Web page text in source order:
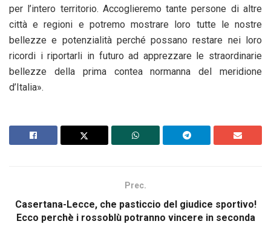
per l’intero territorio. Accoglieremo tante persone di altre
città e regioni e potremo mostrare loro tutte le nostre
bellezze e potenzialità perché possano restare nei loro
ricordi i riportarli in futuro ad apprezzare le straordinarie
bellezze della prima contea normanna del meridione
d’Italia».
Prec.
Casertana-Lecce, che pasticcio del giudice sportivo!
Ecco perchè i rossoblù potranno vincere in seconda